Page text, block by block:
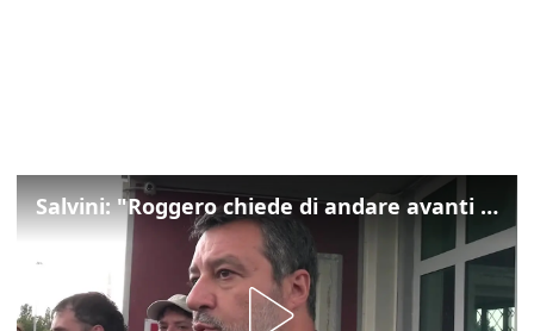
Salvini: "Roggero chiede di andare avanti su norma anti-risarcimenti"